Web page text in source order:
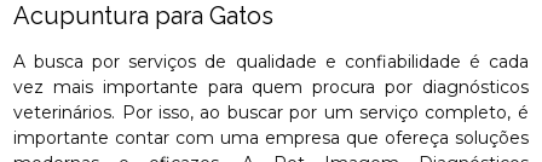
Acupuntura para Gatos
A busca por serviços de qualidade e confiabilidade é cada
vez mais importante para quem procura por diagnósticos
veterinários. Por isso, ao buscar por um serviço completo, é
importante contar com uma empresa que ofereça soluções